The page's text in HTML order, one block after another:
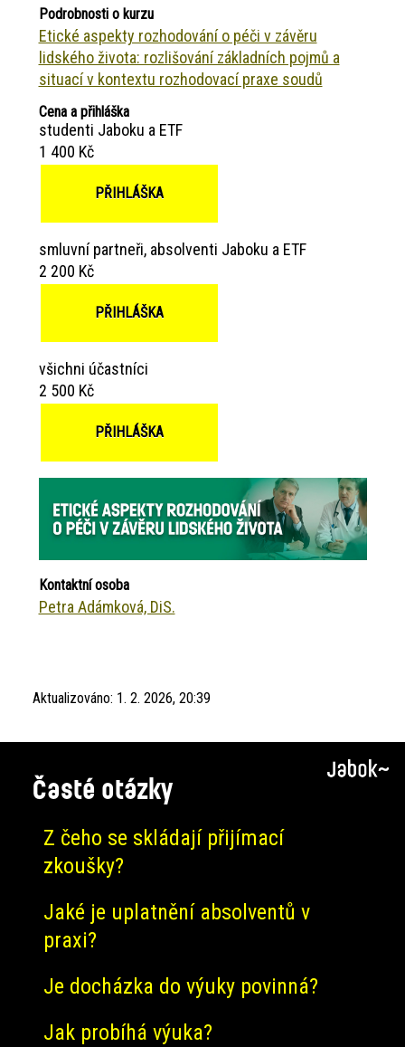
Podrobnosti o kurzu
Etické aspekty rozhodování o péči v závěru
lidského života: rozlišování základních pojmů a
situací v kontextu rozhodovací praxe soudů
Cena a přihláška
studenti Jaboku a ETF
1 400 Kč
PŘIHLÁŠKA
smluvní partneři, absolventi Jaboku a ETF
2 200 Kč
PŘIHLÁŠKA
všichni účastníci
2 500 Kč
PŘIHLÁŠKA
Kontaktní osoba
Petra Adámková, DiS.
Aktualizováno: 1. 2. 2026, 20:39
Časté otázky
Z čeho se skládají přijímací
zkoušky?
Jaké je uplatnění absolventů v
praxi?
Je docházka do výuky povinná?
Jak probíhá výuka?